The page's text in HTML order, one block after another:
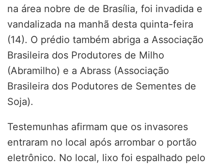
na área nobre de de Brasília, foi invadida e
vandalizada na manhã desta quinta-feira
(14). O prédio também abriga a Associação
Brasileira dos Produtores de Milho
(Abramilho) e a Abrass (Associação
Brasileira dos Podutores de Sementes de
Soja).
Testemunhas afirmam que os invasores
entraram no local após arrombar o portão
eletrônico. No local, lixo foi espalhado pelo